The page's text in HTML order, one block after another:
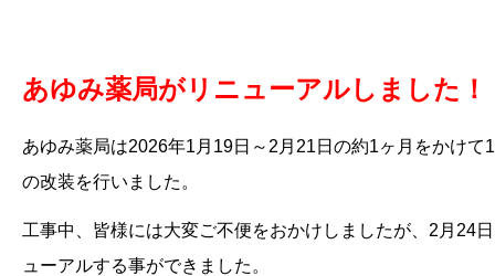
あゆみ薬局がリニューアルしました！
あゆみ薬局は2026年1月19日～2月21日の約1ヶ月をかけて
の改装を行いました。
工事中、皆様には大変ご不便をおかけしましたが、2月24
ューアルする事ができました。